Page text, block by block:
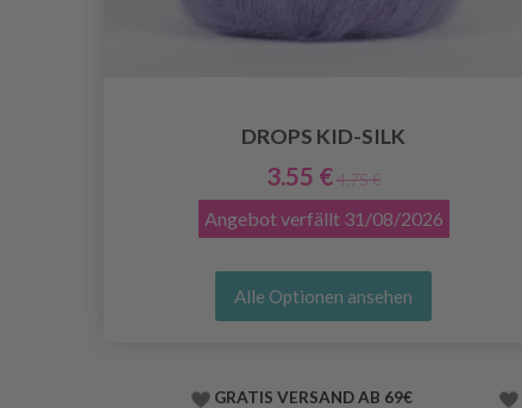
DROPS KID-SILK
3.55 € 4.75 €
Angebot verfällt 31/08/2026
Alle Optionen ansehen
GRATIS VERSAND AB 69€